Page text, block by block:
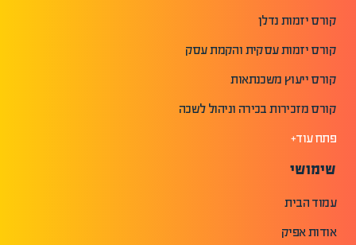
קורס יזמות נדלן
קורס יזמות עסקית והקמת עסק
קורס ייעוץ משכנתאות
קורס מזכירות בכירה וניהול לשכה
פתח עוד+
שימושי
עמוד הבית
אודות אפיק